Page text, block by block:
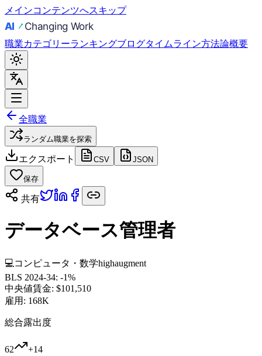
メインコンテンツへスキップ
職業カテゴリーランキングブログタイムライン方法論概要
全職業
ランダム職業を探索
エクスポート CSV JSON
保存
共有
データベース管理者
💻 コンピュータ・数学highaugment
BLS 2024-34: -1%
中央値賃金: $101,510
雇用: 168K
総合露出度
62 +14